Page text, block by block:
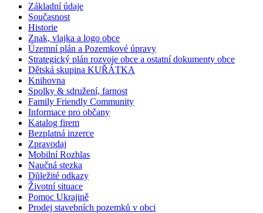
Základní údaje
Současnost
Historie
Znak, vlajka a logo obce
Územní plán a Pozemkové úpravy
Strategický plán rozvoje obce a ostatní dokumenty obce
Dětská skupina KUŘÁTKA
Knihovna
Spolky & sdružení, farnost
Family Friendly Community
Informace pro občany
Katalog firem
Bezplatná inzerce
Zpravodaj
Mobilní Rozhlas
Naučná stezka
Důležité odkazy
Životní situace
Pomoc Ukrajině
Prodej stavebních pozemků v obci